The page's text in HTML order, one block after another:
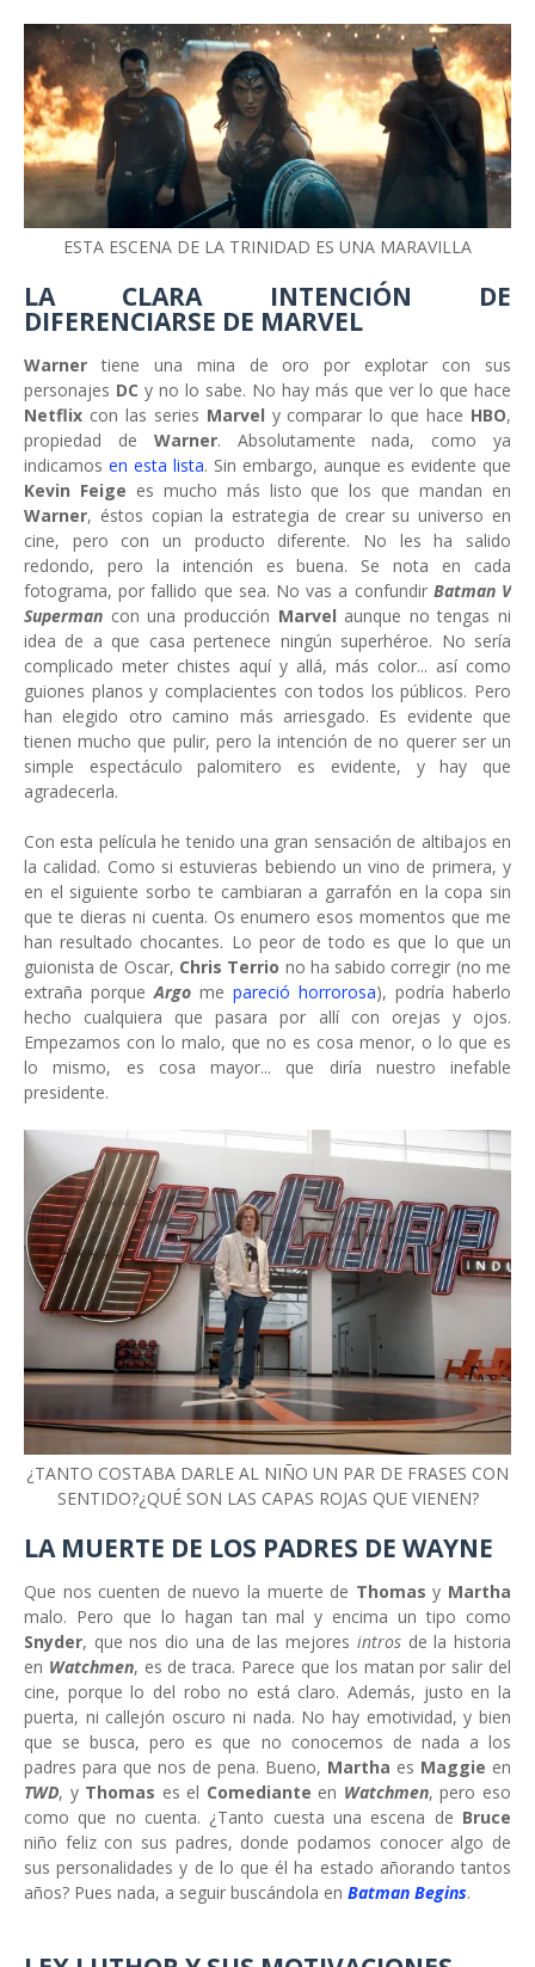
ESTA ESCENA DE LA TRINIDAD ES UNA MARAVILLA
LA CLARA INTENCIÓN DE
DIFERENCIARSE DE MARVEL
Warnertiene una mina de oro por explotar con sus
personajes DC y no lo sabe. No hay más que ver lo que hace
Netflix con las series Marvel y comparar lo que hace HBO,
propiedad de Warner. Absolutamente nada, como ya
indicamos en esta lista. Sin embargo, aunque es evidente que
Kevin Feige es mucho más listo que los que mandan en
Warner, éstos copian la estrategia de crear su universo en
cine, pero con un producto diferente. No les ha salido
redondo, pero la intención es buena. Se nota en cada
fotograma, por fallido que sea. No vas a confundir Batman V
Superman con una producción Marvel aunque no tengas ni
idea de a que casa pertenece ningún superhéroe. No sería
complicado meter chistes aquí y allá, más color... así como
guiones planos y complacientes con todos los públicos. Pero
han elegido otro camino más arriesgado. Es evidente que
tienen mucho que pulir, pero la intención de no querer ser un
simple espectáculo palomitero es evidente, y hay que
agradecerla.
Con esta película he tenido una gran sensación de altibajos en
la calidad. Como si estuvieras bebiendo un vino de primera, y
en el siguiente sorbo te cambiaran a garrafón en la copa sin
que te dieras ni cuenta. Os enumero esos momentos que me
han resultado chocantes. Lo peor de todo es que lo que un
guionista de Oscar, Chris Terrio no ha sabido corregir (no me
extraña porqueArgo me pareció horrorosa), podría haberlo
hecho cualquiera que pasara por allí con orejas y ojos.
Empezamos con lo malo, que no es cosa menor, o lo que es
lo mismo, es cosa mayor... que diría nuestro inefable
presidente.
¿TANTO COSTABA DARLE AL NIÑO UN PAR DE FRASES CON
SENTIDO?¿QUÉ SON LAS CAPAS ROJAS QUE VIENEN?
LA MUERTE DE LOS PADRES DE WAYNE
Que nos cuenten de nuevo la muerte de Thomasy Martha
malo. Pero que lo hagan tan mal y encima un tipo como
Snyder, que nos dio una de las mejores intros de la historia
en Watchmen, es de traca. Parece que los matan por salir del
cine, porque lo del robo no está claro. Además, justo en la
puerta, ni callejón oscuro ni nada. No hay emotividad, y bien
que se busca, pero es que no conocemos de nada a los
padres para que nos de pena. Bueno, Martha es Maggie en
TWD, yThomas es el Comediante en Watchmen, pero eso
como que no cuenta. ¿Tanto cuesta una escena de Bruce
niño feliz con sus padres, donde podamos conocer algo de
sus personalidades y de lo que él ha estado añorando tantos
años? Pues nada, a seguir buscándola en Batman Begins.